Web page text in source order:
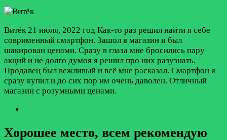
Витёк 21 июля, 2022 год Как-то раз решил найти я себе
соврименный смартфон. Зашол в магазин и был
шакирован ценами. Сразу в глаза мне бросились пару
акций и не долго думоя я решил про них разузнать.
Продавец был вежливый и всё мне расказал. Смартфон я
сразу купил и до сих пор им очень даволен. Отличный
магазин с розумными ценами.
Хорошее место, всем рекомендую